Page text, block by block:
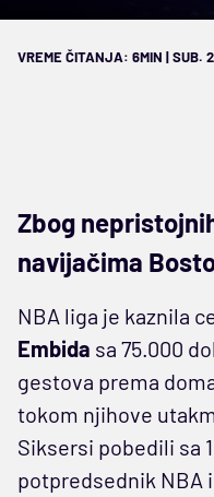
VREME ČITANJA: 6MIN | SUB.
Zbog
navijačima
NBA liga je kaznila
Embida sa 75.000
gestova prema
tokom njihove
Siksersi pobedili sa
potpredsednik NBA